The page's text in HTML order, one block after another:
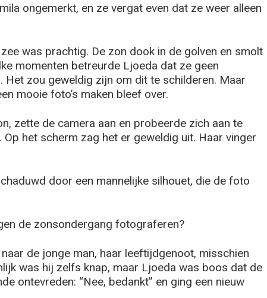
ongemerkt, en ze vergat even dat ze weer alleen
was prachtig. De zon dook in de golven en smolt
momenten betreurde Ljoeda dat ze geen
Het zou geweldig zijn om dit te schilderen. Maar
mooie foto’s maken bleef over.
zette de camera aan en probeerde zich aan te
Op het scherm zag het er geweldig uit. Haar vinger
door een mannelijke silhouet, die de foto
de zonsondergang fotograferen?
de jonge man, haar leeftijdgenoot, misschien
was hij zelfs knap, maar Ljoeda was boos dat de
ontevreden: “Nee, bedankt” en ging een nieuw